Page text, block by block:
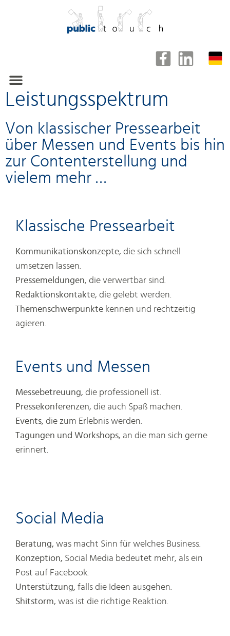
Leistungsspektrum
Von klassischer Pressearbeit
über Messen und Events bis hin
zur Contenterstellung und
vielem mehr …
Klassische Pressearbeit
Kommunikationskonzepte, die sich schnell
umsetzen lassen.
Pressemeldungen, die verwertbar sind.
Redaktionskontakte, die gelebt werden.
Themenschwerpunkte kennen und rechtzeitig
agieren.
Events und Messen
Messebetreuung, die professionell ist.
Pressekonferenzen, die auch Spaß machen.
Events, die zum Erlebnis werden.
Tagungen und Workshops, an die man sich gerne
erinnert.
Social Media
Beratung, was macht Sinn für welches Business.
Konzeption, Social Media bedeutet mehr, als ein
Post auf Facebook.
Unterstützung, falls die Ideen ausgehen.
Shitstorm, was ist die richtige Reaktion.